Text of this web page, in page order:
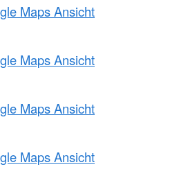
Maps Ansicht
Maps Ansicht
Maps Ansicht
Maps Ansicht